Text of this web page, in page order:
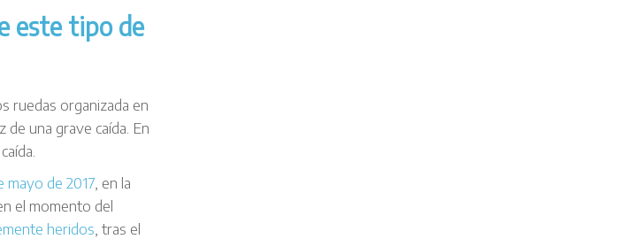
este tipo de
ruedas organizada en
una grave caída. En
mayo de 2017 , en la
el momento del
heridos , tras el